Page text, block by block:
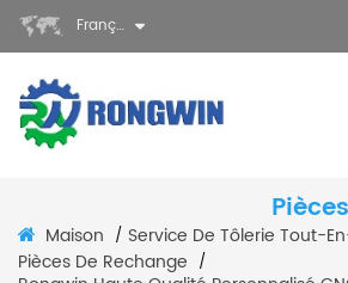
Français
Maison / Service De Tôlerie Tout-
Pièces De Rechange /